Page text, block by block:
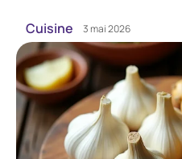
Cuisine 3 mai 2026